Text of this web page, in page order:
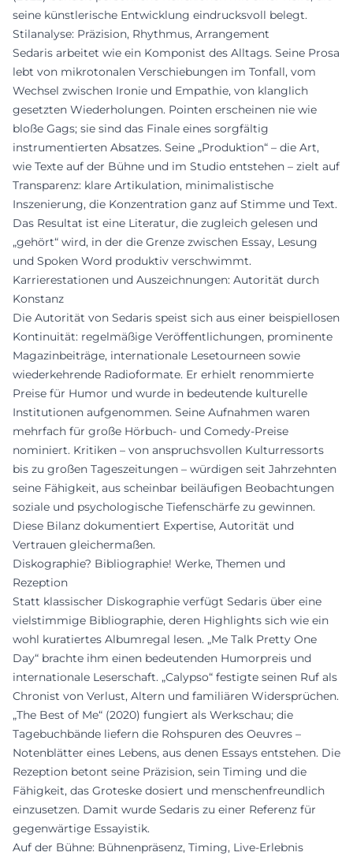
seine künstlerische Entwicklung eindrucksvoll belegt.
Stilanalyse: Präzision, Rhythmus, Arrangement
Sedaris arbeitet wie ein Komponist des Alltags. Seine Prosa
lebt von mikrotonalen Verschiebungen im Tonfall, vom
Wechsel zwischen Ironie und Empathie, von klanglich
gesetzten Wiederholungen. Pointen erscheinen nie wie
bloße Gags; sie sind das Finale eines sorgfältig
instrumentierten Absatzes. Seine „Produktion“ – die Art,
wie Texte auf der Bühne und im Studio entstehen – zielt auf
Transparenz: klare Artikulation, minimalistische
Inszenierung, die Konzentration ganz auf Stimme und Text.
Das Resultat ist eine Literatur, die zugleich gelesen und
„gehört“ wird, in der die Grenze zwischen Essay, Lesung
und Spoken Word produktiv verschwimmt.
Karrierestationen und Auszeichnungen: Autorität durch
Konstanz
Die Autorität von Sedaris speist sich aus einer beispiellosen
Kontinuität: regelmäßige Veröffentlichungen, prominente
Magazinbeiträge, internationale Lesetourneen sowie
wiederkehrende Radioformate. Er erhielt renommierte
Preise für Humor und wurde in bedeutende kulturelle
Institutionen aufgenommen. Seine Aufnahmen waren
mehrfach für große Hörbuch- und Comedy-Preise
nominiert. Kritiken – von anspruchsvollen Kulturressorts
bis zu großen Tageszeitungen – würdigen seit Jahrzehnten
seine Fähigkeit, aus scheinbar beiläufigen Beobachtungen
soziale und psychologische Tiefenschärfe zu gewinnen.
Diese Bilanz dokumentiert Expertise, Autorität und
Vertrauen gleichermaßen.
Diskographie? Bibliographie! Werke, Themen und
Rezeption
Statt klassischer Diskographie verfügt Sedaris über eine
vielstimmige Bibliographie, deren Highlights sich wie ein
wohl kuratiertes Albumregal lesen. „Me Talk Pretty One
Day“ brachte ihm einen bedeutenden Humorpreis und
internationale Leserschaft. „Calypso“ festigte seinen Ruf als
Chronist von Verlust, Altern und familiären Widersprüchen.
„The Best of Me“ (2020) fungiert als Werkschau; die
Tagebuchbände liefern die Rohspuren des Oeuvres –
Notenblätter eines Lebens, aus denen Essays entstehen. Die
Rezeption betont seine Präzision, sein Timing und die
Fähigkeit, das Groteske dosiert und menschenfreundlich
einzusetzen. Damit wurde Sedaris zu einer Referenz für
gegenwärtige Essayistik.
Auf der Bühne: Bühnenpräsenz, Timing, Live-Erlebnis